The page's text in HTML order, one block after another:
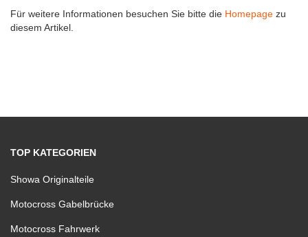
Für weitere Informationen besuchen Sie bitte die Homepage zu
diesem Artikel.
TOP KATEGORIEN
Showa Originalteile
Motocross Gabelbrücke
Motocross Fahrwerk